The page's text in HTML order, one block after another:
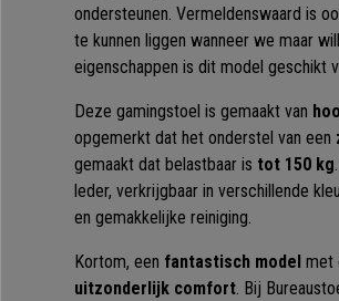
ondersteunen. Vermeldenswaard is
te kunnen liggen wanneer we maar
eigenschappen is dit model geschikt
Deze gamingstoel is gemaakt van
opgemerkt dat het onderstel van een
gemaakt dat belastbaar is tot 150 kg
leder, verkrijgbaar in verschillende
en gemakkelijke reiniging.
Kortom, een fantastisch model met
uitzonderlijk comfort. Bij